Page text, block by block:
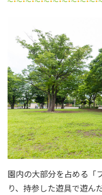
園内の大部分を占める「
り、持参した遊具で遊ん